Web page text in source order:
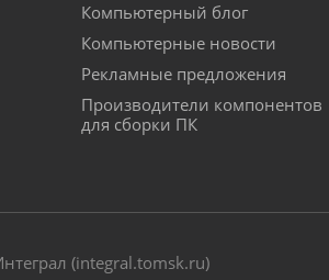
Компьютерный блог
Компьютерные новости
Рекламные предложения
Производители компонентов
для сборки ПК
(integral.tomsk.ru)